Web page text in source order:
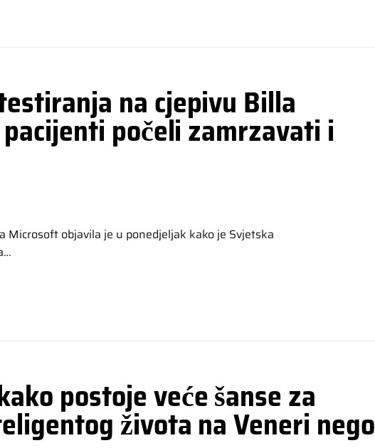
na cjepivu Billa
počeli zamrzavati i
Microsoft objavila je u ponedjeljak kako je Svjetska
postoje veće šanse za
života na Veneri nego